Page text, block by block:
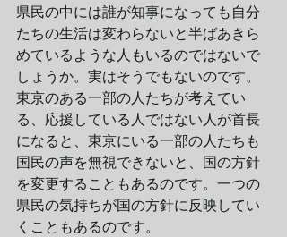
県民の中には誰が知事になっても自分
たちの生活は変わらないと半ばあきら
めているような人もいるのではないで
しょうか。実はそうでもないのです。
東京のある一部の人たちが考えてい
る、応援している人ではない人が首長
になると、東京にいる一部の人たちも
国民の声を無視できないと、国の方針
を変更することもあるのです。一つの
県民の気持ちが国の方針に反映してい
くこともあるのです。